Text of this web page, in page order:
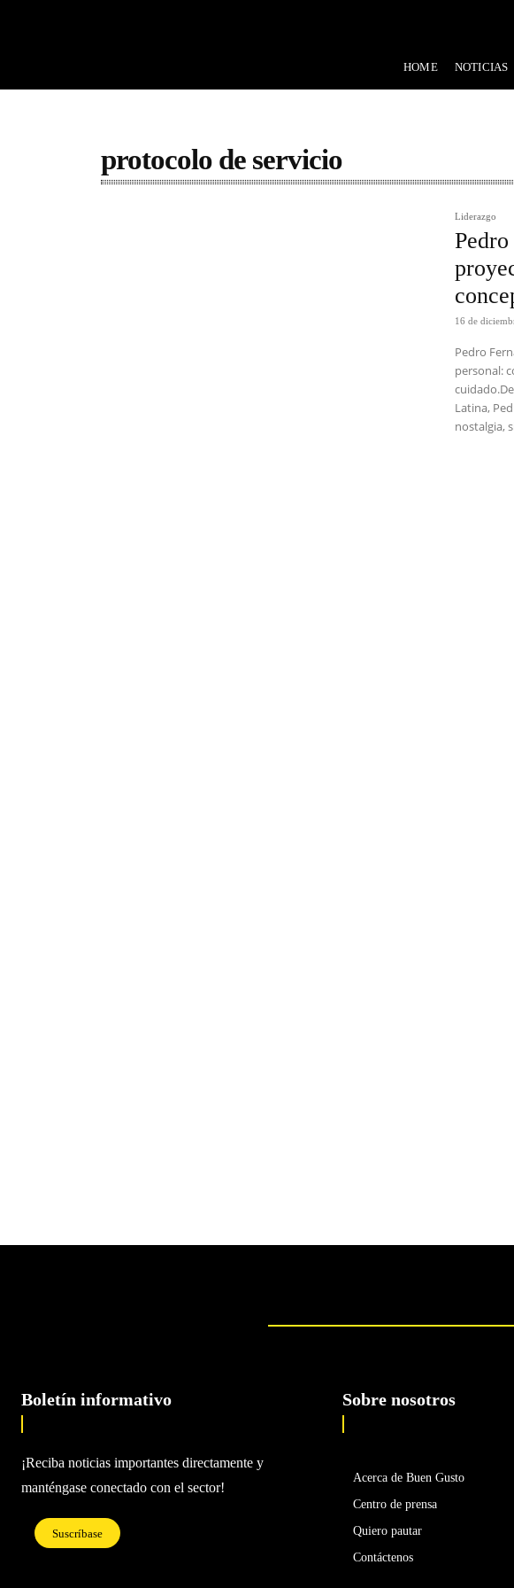
HOME NOTICIAS
protocolo de servicio
Liderazgo
16 de
Pedro
personal:
Latina,
nostalgia,
Boletín informativo
¡Reciba noticias importantes directamente y
manténgase conectado con el sector!
Suscríbase
Sobre nosotros
Acerca de Buen Gusto
Centro de prensa
Quiero pautar
Contáctenos